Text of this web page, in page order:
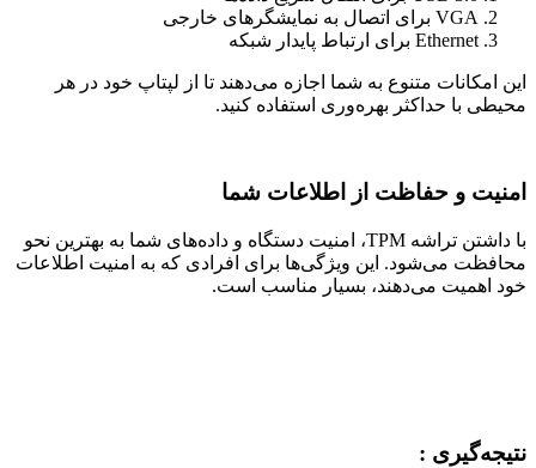
VGA برای اتصال به نمایشگرهای خارجی
Ethernet برای ارتباط پایدار شبکه
این امکانات متنوع به شما اجازه می‌دهند تا از لپتاپ خود در هر
محیطی با حداکثر بهره‌وری استفاده کنید.
امنیت و حفاظت از اطلاعات شما
با داشتن تراشه TPM، امنیت دستگاه و داده‌های شما به بهترین نحو
محافظت می‌شود. این ویژگی‌ها برای افرادی که به امنیت اطلاعات
خود اهمیت می‌دهند، بسیار مناسب است.
نتیجه‌گیری :